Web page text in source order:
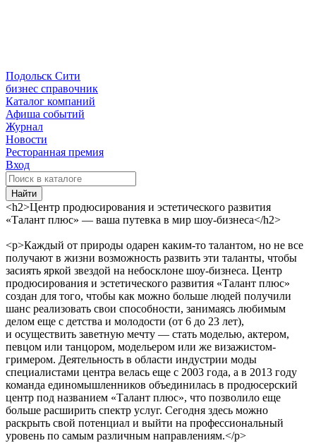
Подольск Сити
бизнес справочник
Каталог компаний
Афиша событий
Журнал
Новости
Ресторанная премия
Вход
Найти
<h2>Центр продюсирования и эстетического развития
«Талант плюс» — ваша путевка в мир шоу-бизнеса</h2>
<p>Каждый от природы одарен каким-то талантом, но не все
получают в жизни возможность развить эти таланты, чтобы
засиять яркой звездой на небосклоне шоу-бизнеса. Центр
продюсирования и эстетического развития «Талант плюс»
создан для того, чтобы как можно больше людей получили
шанс реализовать свои способности, занимаясь любимым
делом еще с детства и молодости (от 6 до 23 лет),
и осуществить заветную мечту — стать моделью, актером,
певцом или танцором, модельером или же визажистом-
гримером. Деятельность в области индустрии моды
специалистами центра велась еще с 2003 года, а в 2013 году
команда единомышленников объединилась в продюсерский
центр под названием «Талант плюс», что позволило еще
больше расширить спектр услуг. Сегодня здесь можно
раскрыть свой потенциал и выйти на профессиональный
уровень по самым различным направлениям.</p>